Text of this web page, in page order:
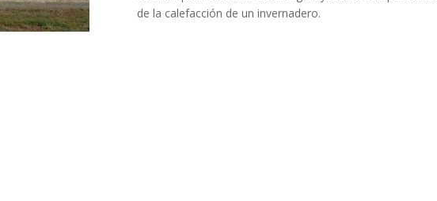
de la calefacción de un invernadero.